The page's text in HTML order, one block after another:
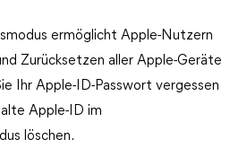
ermöglicht Apple-Nutzern
Zurücksetzen aller Apple-Geräte
Ihr Apple-ID-Passwort vergessen
alte Apple-ID im
löschen.